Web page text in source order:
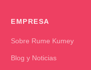
EMPRESA
Sobre Rume Kumey
Blog y Noticias